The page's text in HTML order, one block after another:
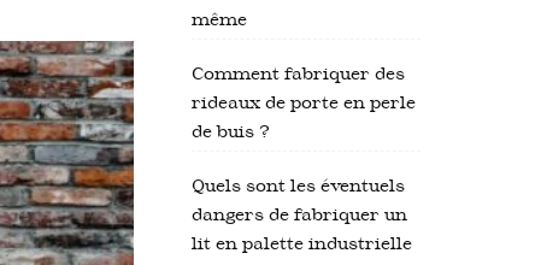
même
Comment fabriquer des
rideaux de porte en perle
de buis ?
Quels sont les éventuels
dangers de fabriquer un
lit en palette industrielle